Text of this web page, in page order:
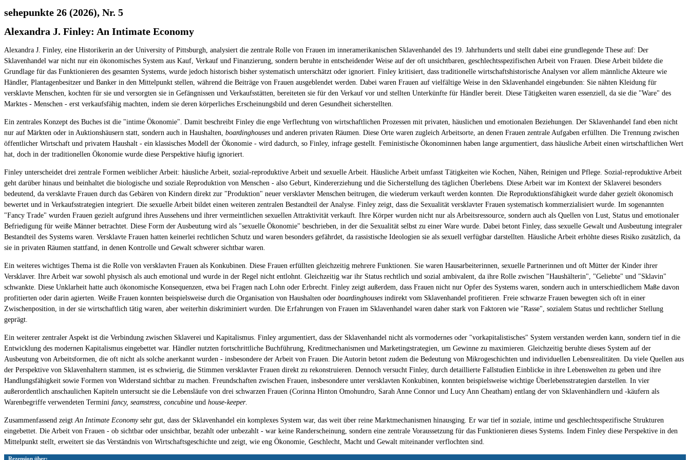
sehepunkte 26 (2026), Nr. 5
Alexandra J. Finley: An Intimate Economy
Alexandra J. Finley, eine Historikerin an der University of Pittsburgh, analysiert die zentrale Rolle von Frauen im inneramerikanischen Sklavenhandel des 19. Jahrhunderts und stellt dabei eine grundlegende These auf: Der
Sklavenhandel war nicht nur ein ökonomisches System aus Kauf, Verkauf und Finanzierung, sondern beruhte in entscheidender Weise auf der oft unsichtbaren, geschlechtsspezifischen Arbeit von Frauen. Diese Arbeit bildete die
Grundlage für das Funktionieren des gesamten Systems, wurde jedoch historisch bisher systematisch unterschätzt oder ignoriert. Finley kritisiert, dass traditionelle wirtschaftshistorische Analysen vor allem männliche Akteure wie
Händler, Plantagenbesitzer und Banker in den Mittelpunkt stellen, während die Beiträge von Frauen ausgeblendet werden. Dabei waren Frauen auf vielfältige Weise in den Sklavenhandel eingebunden: Sie nähten Kleidung für
versklavte Menschen, kochten für sie und versorgten sie in Gefängnissen und Verkaufsstätten, bereiteten sie für den Verkauf vor und stellten Unterkünfte für Händler bereit. Diese Tätigkeiten waren essenziell, da sie die "Ware" des
Marktes - Menschen - erst verkaufsfähig machten, indem sie deren körperliches Erscheinungsbild und deren Gesundheit sicherstellten.
Ein zentrales Konzept des Buches ist die "intime Ökonomie". Damit beschreibt Finley die enge Verflechtung von wirtschaftlichen Prozessen mit privaten, häuslichen und emotionalen Beziehungen. Der Sklavenhandel fand eben nicht
nur auf Märkten oder in Auktionshäusern statt, sondern auch in Haushalten, boardinghouses und anderen privaten Räumen. Diese Orte waren zugleich Arbeitsorte, an denen Frauen zentrale Aufgaben erfüllten. Die Trennung zwischen
öffentlicher Wirtschaft und privatem Haushalt - ein klassisches Modell der Ökonomie - wird dadurch, so Finley, infrage gestellt. Feministische Ökonominnen haben lange argumentiert, dass häusliche Arbeit einen wirtschaftlichen Wert
hat, doch in der traditionellen Ökonomie wurde diese Perspektive häufig ignoriert.
Finley unterscheidet drei zentrale Formen weiblicher Arbeit: häusliche Arbeit, sozial-reproduktive Arbeit und sexuelle Arbeit. Häusliche Arbeit umfasst Tätigkeiten wie Kochen, Nähen, Reinigen und Pflege. Sozial-reproduktive Arbeit
geht darüber hinaus und beinhaltet die biologische und soziale Reproduktion von Menschen - also Geburt, Kindererziehung und die Sicherstellung des täglichen Überlebens. Diese Arbeit war im Kontext der Sklaverei besonders
bedeutend, da versklavte Frauen durch das Gebären von Kindern direkt zur "Produktion" neuer versklavter Menschen beitrugen, die wiederum verkauft werden konnten. Die Reproduktionsfähigkeit wurde daher gezielt ökonomisch
bewertet und in Verkaufsstrategien integriert. Die sexuelle Arbeit bildet einen weiteren zentralen Bestandteil der Analyse. Finley zeigt, dass die Sexualität versklavter Frauen systematisch kommerzialisiert wurde. Im sogenannten
"Fancy Trade" wurden Frauen gezielt aufgrund ihres Aussehens und ihrer vermeintlichen sexuellen Attraktivität verkauft. Ihre Körper wurden nicht nur als Arbeitsressource, sondern auch als Quellen von Lust, Status und emotionaler
Befriedigung für weiße Männer betrachtet. Diese Form der Ausbeutung wird als "sexuelle Ökonomie" beschrieben, in der die Sexualität selbst zu einer Ware wurde. Dabei betont Finley, dass sexuelle Gewalt und Ausbeutung integraler
Bestandteil des Systems waren. Versklavte Frauen hatten keinerlei rechtlichen Schutz und waren besonders gefährdet, da rassistische Ideologien sie als sexuell verfügbar darstellten. Häusliche Arbeit erhöhte dieses Risiko zusätzlich, da
sie in privaten Räumen stattfand, in denen Kontrolle und Gewalt schwerer sichtbar waren.
Ein weiteres wichtiges Thema ist die Rolle von versklavten Frauen als Konkubinen. Diese Frauen erfüllten gleichzeitig mehrere Funktionen. Sie waren Hausarbeiterinnen, sexuelle Partnerinnen und oft Mütter der Kinder ihrer
Versklaver. Ihre Arbeit war sowohl physisch als auch emotional und wurde in der Regel nicht entlohnt. Gleichzeitig war ihr Status rechtlich und sozial ambivalent, da ihre Rolle zwischen "Haushälterin", "Geliebte" und "Sklavin"
schwankte. Diese Unklarheit hatte auch ökonomische Konsequenzen, etwa bei Fragen nach Lohn oder Erbrecht. Finley zeigt außerdem, dass Frauen nicht nur Opfer des Systems waren, sondern auch in unterschiedlichem Maße davon
profitierten oder darin agierten. Weiße Frauen konnten beispielsweise durch die Organisation von Haushalten oder boardinghouses indirekt vom Sklavenhandel profitieren. Freie schwarze Frauen bewegten sich oft in einer
Zwischenposition, in der sie wirtschaftlich tätig waren, aber weiterhin diskriminiert wurden. Die Erfahrungen von Frauen im Sklavenhandel waren daher stark von Faktoren wie "Rasse", sozialem Status und rechtlicher Stellung
geprägt.
Ein weiterer zentraler Aspekt ist die Verbindung zwischen Sklaverei und Kapitalismus. Finley argumentiert, dass der Sklavenhandel nicht als vormodernes oder "vorkapitalistisches" System verstanden werden kann, sondern tief in die
Entwicklung des modernen Kapitalismus eingebettet war. Händler nutzten fortschrittliche Buchführung, Kreditmechanismen und Marketingstrategien, um Gewinne zu maximieren. Gleichzeitig beruhte dieses System auf der
Ausbeutung von Arbeitsformen, die oft nicht als solche anerkannt wurden - insbesondere der Arbeit von Frauen. Die Autorin betont zudem die Bedeutung von Mikrogeschichten und individuellen Lebensrealitäten. Da viele Quellen aus
der Perspektive von Sklavenhaltern stammen, ist es schwierig, die Stimmen versklavter Frauen direkt zu rekonstruieren. Dennoch versucht Finley, durch detaillierte Fallstudien Einblicke in ihre Lebenswelten zu geben und ihre
Handlungsfähigkeit sowie Formen von Widerstand sichtbar zu machen. Freundschaften zwischen Frauen, insbesondere unter versklavten Konkubinen, konnten beispielsweise wichtige Überlebensstrategien darstellen. In vier
außerordentlich anschaulichen Kapiteln untersucht sie die Lebensläufe von drei schwarzen Frauen (Corinna Hinton Omohundro, Sarah Anne Connor und Lucy Ann Cheatham) entlang der von Sklavenhändlern und -käufern als
Warenbegriffe verwendeten Termini fancy, seamstress, concubine und house-keeper.
Zusammenfassend zeigt An Intimate Economysehr gut, dass der Sklavenhandel ein komplexes System war, das weit über reine Marktmechanismen hinausging. Er war tief in soziale, intime und geschlechtsspezifische Strukturen
eingebettet. Die Arbeit von Frauen - ob sichtbar oder unsichtbar, bezahlt oder unbezahlt - war keine Randerscheinung, sondern eine zentrale Voraussetzung für das Funktionieren dieses Systems. Indem Finley diese Perspektive in den
Mittelpunkt stellt, erweitert sie das Verständnis von Wirtschaftsgeschichte und zeigt, wie eng Ökonomie, Geschlecht, Macht und Gewalt miteinander verflochten sind.
Rezension über: